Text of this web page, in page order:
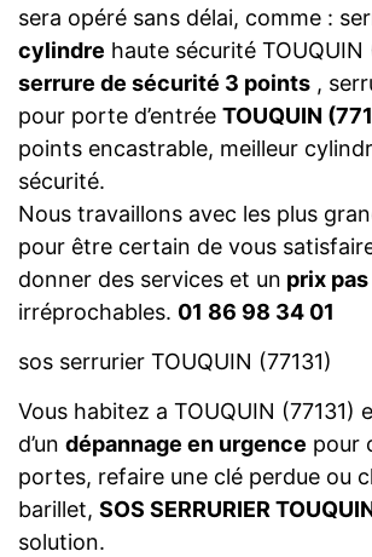
sera opéré sans délai, comme :
cylindre haute sécurité TOUQUIN
serrure de sécurité 3 points ,
pour porte d’entrée TOUQUIN
points encastrable, meilleur
sécurité.
Nous travaillons avec les plus
pour être certain de vous
donner des services et un prix
irréprochables. 01 86 98 34 01
sos serrurier TOUQUIN (77131)
Vous habitez a TOUQUIN (77131)
d’un dépannage en urgence pour
portes, refaire une clé perdue ou
barillet, SOS SERRURIER
solution.